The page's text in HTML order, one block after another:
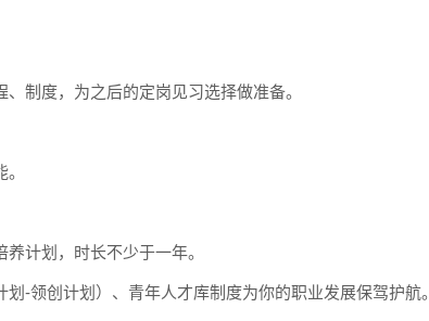
制度，为之后的定岗见习选择做准备。
计划，时长不少于一年。
-领创计划）、青年人才库制度为你的职业发展保驾护航。